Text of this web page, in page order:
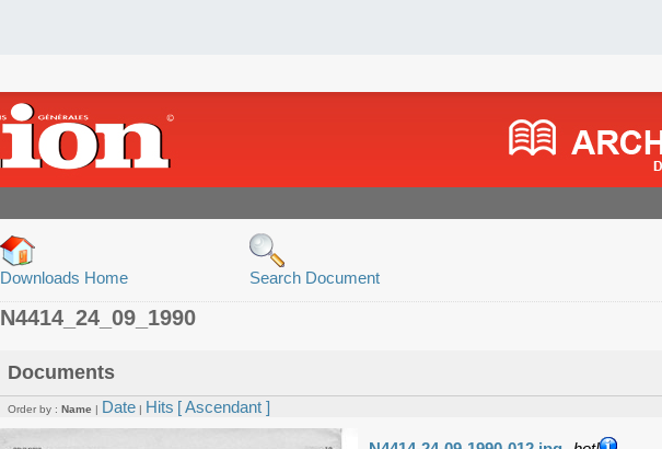
Downloads Home Search Document
N4414_24_09_1990
Documents
Order by : Name | Date | Hits [ Ascendant ]